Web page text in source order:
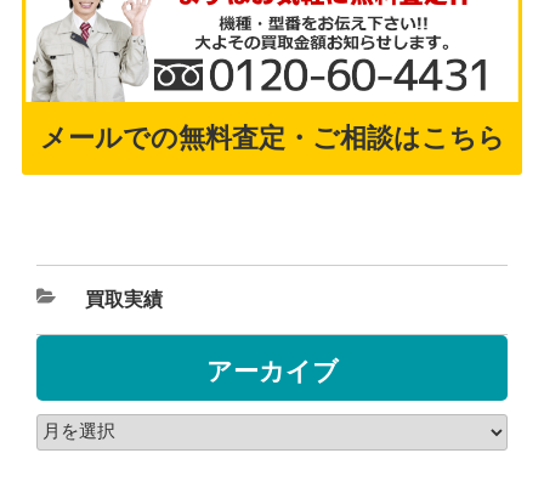
メールでの無料査定・ご相談はこちら
買取実績
アーカイブ